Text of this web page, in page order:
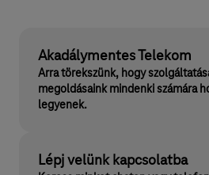
Akadálymentes Telekom
Arra törekszünk, hogy
megoldásaink mindenki számára
legyenek.
Lépj velünk kapcsolatba